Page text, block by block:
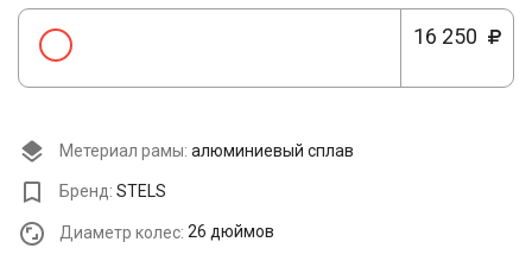
16 250
Метериал рамы: алюминиевый сплав
Бренд: STELS
Диаметр колес: 26 дюймов